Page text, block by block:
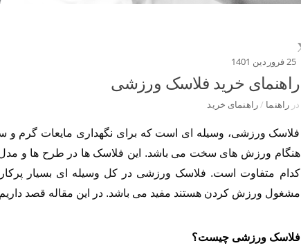
25 فروردین 1401
راهنمای خرید فلاسک ورزشی
در راهنما /راهنمای خرید
فلاسک ورزشی، وسیله ای است که برای نگهداری مایعات گرم و
هنگام ورزش های سخت می باشد. این فلاسک ها در طرح ها و
کدام متفاوت است. فلاسک ورزشی در کل وسیله ای بسیار
مشغول ورزش کردن هستند مفید می باشد. در این مقاله قصد
فلاسک ورزشی چیست؟